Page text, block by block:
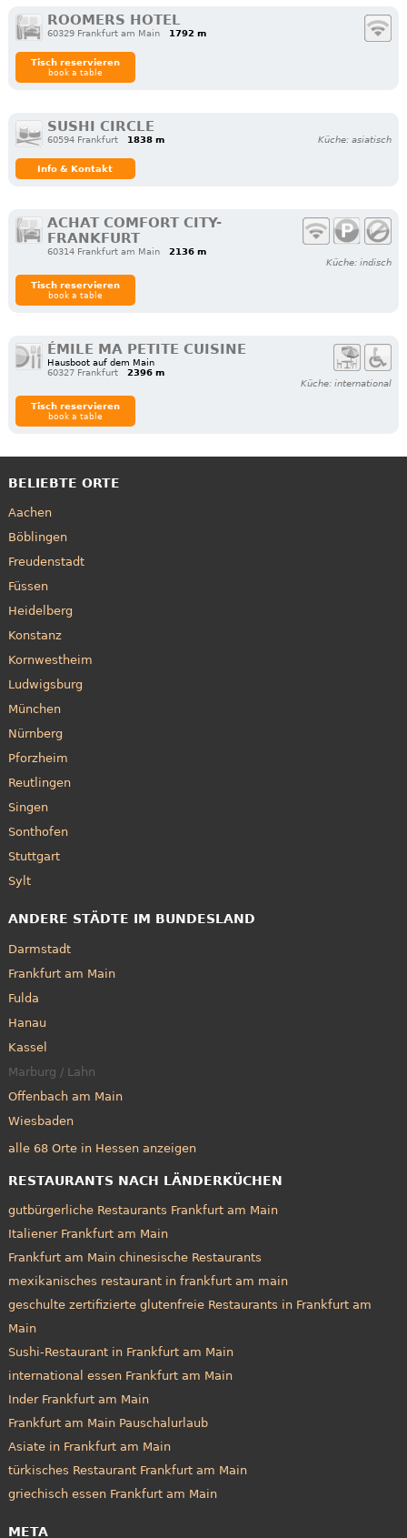
ROOMERS HOTEL
60329 Frankfurt am Main 1792 m
Tisch reservieren
book a table
SUSHI CIRCLE
60594 Frankfurt 1838 m Küche: asiatisch
Info & Kontakt
ACHAT COMFORT CITY-
FRANKFURT
60314 Frankfurt am Main
2136 m
Küche: indisch
Tisch reservieren
book a table
ÉMILE MA PETITE CUISINE
Hausboot auf dem Main
60327 Frankfurt
2396 m
Küche: international
Tisch reservieren
book a table
BELIEBTE ORTE
Aachen
Böblingen
Freudenstadt
Füssen
Heidelberg
Konstanz
Kornwestheim
Ludwigsburg
München
Nürnberg
Pforzheim
Reutlingen
Singen
Sonthofen
Stuttgart
Sylt
ANDERE STÄDTE IM BUNDESLAND
Darmstadt
Frankfurt am Main
Fulda
Hanau
Kassel
Marburg / Lahn
Offenbach am Main
Wiesbaden
alle 68 Orte in Hessen anzeigen
RESTAURANTS NACH LÄNDERKÜCHEN
gutbürgerliche Restaurants Frankfurt am Main
Italiener Frankfurt am Main
Frankfurt am Main chinesische Restaurants
mexikanisches restaurant in frankfurt am main
geschulte zertifizierte glutenfreie Restaurants in Frankfurt am
Main
Sushi-Restaurant in Frankfurt am Main
international essen Frankfurt am Main
Inder Frankfurt am Main
Frankfurt am Main Pauschalurlaub
Asiate in Frankfurt am Main
türkisches Restaurant Frankfurt am Main
griechisch essen Frankfurt am Main
META